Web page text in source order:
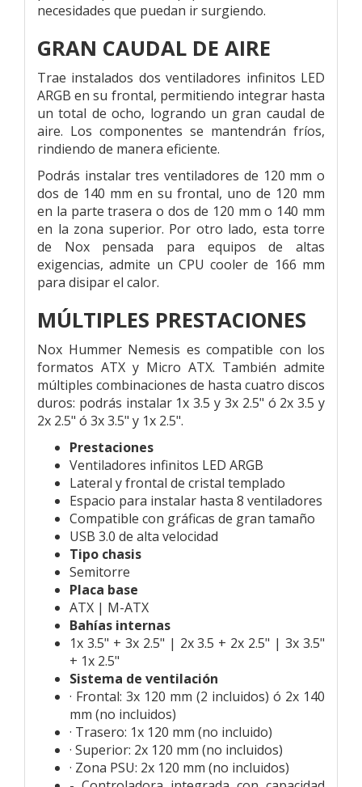
necesidades que puedan ir surgiendo.
GRAN CAUDAL DE AIRE
Trae instalados dos ventiladores infinitos LED
ARGB en su frontal, permitiendo integrar hasta
un total de ocho, logrando un gran caudal de
aire. Los componentes se mantendrán fríos,
rindiendo de manera eficiente.
Podrás instalar tres ventiladores de 120 mm o
dos de 140 mm en su frontal, uno de 120 mm
en la parte trasera o dos de 120 mm o 140 mm
en la zona superior. Por otro lado, esta torre
de Nox pensada para equipos de altas
exigencias, admite un CPU cooler de 166 mm
para disipar el calor.
MÚLTIPLES PRESTACIONES
Nox Hummer Nemesis es compatible con los
formatos ATX y Micro ATX. También admite
múltiples combinaciones de hasta cuatro discos
duros: podrás instalar 1x 3.5 y 3x 2.5" ó 2x 3.5 y
2x 2.5" ó 3x 3.5" y 1x 2.5".
Prestaciones
Ventiladores infinitos LED ARGB
Lateral y frontal de cristal templado
Espacio para instalar hasta 8 ventiladores
Compatible con gráficas de gran tamaño
USB 3.0 de alta velocidad
Tipo chasis
Semitorre
Placa base
ATX | M-ATX
Bahías internas
1x 3.5" + 3x 2.5" | 2x 3.5 + 2x 2.5" | 3x 3.5"
+ 1x 2.5"
Sistema de ventilación
· Frontal: 3x 120 mm (2 incluidos) ó 2x 140
mm (no incluidos)
· Trasero: 1x 120 mm (no incluido)
· Superior: 2x 120 mm (no incluidos)
· Zona PSU: 2x 120 mm (no incluidos)